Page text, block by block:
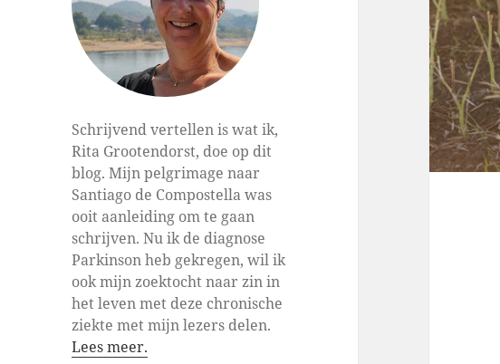
Schrijvend vertellen is wat ik,
Rita Grootendorst, doe op dit
blog. Mijn pelgrimage naar
Santiago de Compostella was
ooit aanleiding om te gaan
schrijven. Nu ik de diagnose
Parkinson heb gekregen, wil ik
ook mijn zoektocht naar zin in
het leven met deze chronische
ziekte met mijn lezers delen.
Lees meer.